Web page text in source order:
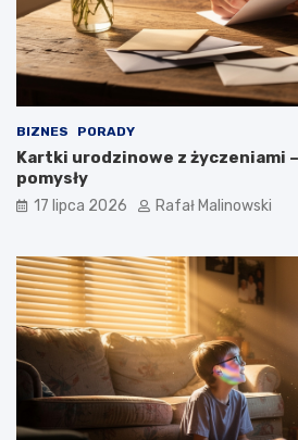
BIZNES PORADY
Kartki urodzinowe z życzeniami
pomysły
17 lipca 2026 Rafał Malinowski